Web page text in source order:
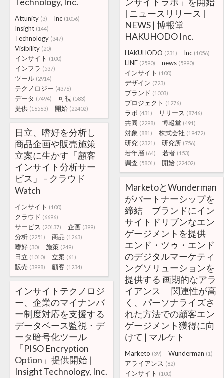
Attunity (3) Inc (1056)
Insight (144)
Technology (347)
Visibility (20)
インサイト (100)
インフラ (537)
ツール (2914)
テクノロジー (4376)
データ (7494) 可視 (583)
提供 (16563) 開始 (22402)
| ニュースリリース |
NEWS | 博報堂
HAKUHODO Inc.
HAKUHODO (231) Inc (1056)
LINE (2590) news (5990)
インサイト (100)
デザイン (723)
ブランド (1003)
プロジェクト (1276)
ラボ (431) リリース (8746)
共同 (2298) 博報堂 (491)
対象 (881) 株式会社 (19472)
研究 (2321) 研究所 (756)
若年層 (64) 若者 (153)
調査 (5801) 開始 (22402)
日立、嗜好を分析し
商品企画や販売施策
立案に生かす「顧客
インサイト分析サー
ビス」 – クラウド
Watch
インサイト (100)
クラウド (6696)
サービス (20137) 企画 (399)
分析 (2251) 商品 (1263)
嗜好 (30) 施策 (249)
日立 (1010) 立案 (61)
販売 (3998) 顧客 (1234)
MarketoとWunderman
がパートナーシップを
締結 ブランドにイン
サイトドリブンなエン
ゲージメントを提供
エンド・ツゥ・エンド
のデジタルマーケティ
ングソリューションを
提供する 画期的なアラ
イアンス 関連性が高
く、パーソナライズさ
れた方法での顧客エン
ゲージメント獲得に向
けて | マルケト
Marketo (39) Wunderman (1)
アライアンス (82)
インサイト (100)
インサイトテクノロジ
ー、企業のマイナンバ
ー制度対応を支援する
データベース監視・デ
ータ暗号化ツール
「PISO Encryption
Option」提供開始 |
Insight Technology, Inc.